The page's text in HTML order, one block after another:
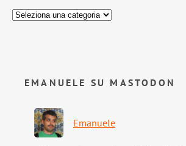
EMANUELE SU MASTODON
Emanuele